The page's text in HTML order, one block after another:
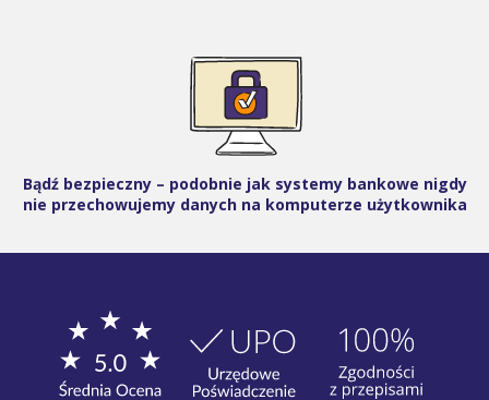
Bądź bezpieczny – podobnie jak systemy bankowe nigdy
nie przechowujemy danych na komputerze użytkownika